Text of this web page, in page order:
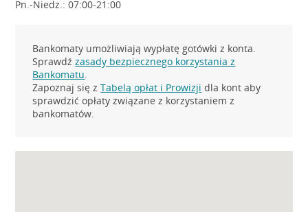
Pn.-Niedz.: 07:00-21:00
Bankomaty umożliwiają wypłatę gotówki z konta.
Sprawdźzasady bezpiecznego korzystania z
Bankomatu.
Zapoznaj się zTabelą opłat i Prowizji dla kont aby
sprawdzić opłaty związane z korzystaniem z
bankomatów.